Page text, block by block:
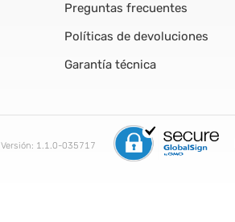
Preguntas frecuentes
Políticas de devoluciones
Garantía técnica
Versión: 1.1.0-035717